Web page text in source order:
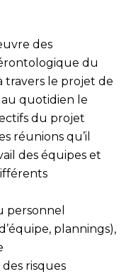
des
du
travers le projet de
au quotidien le
du projet
réunions qu’il
des équipes et
personnel
plannings),
risques